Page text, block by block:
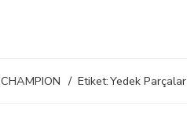
CHAMPION Etiket:Yedek Parçalar